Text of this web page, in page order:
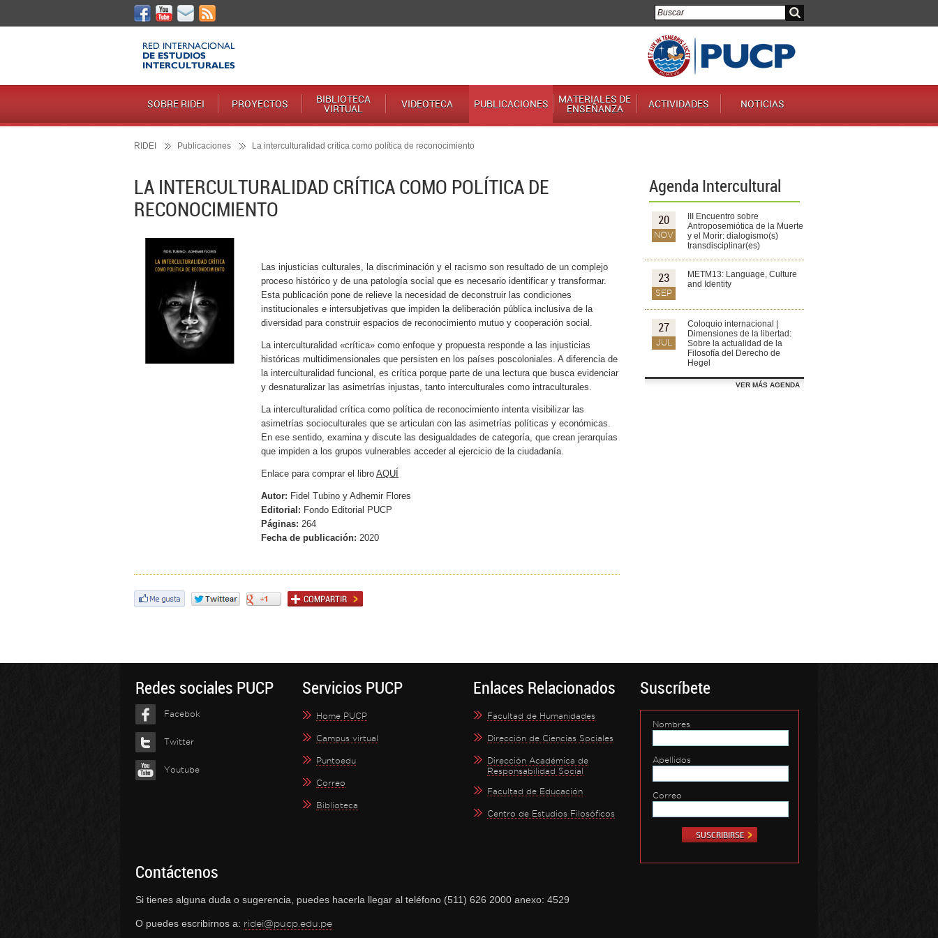
SOBRE RIDEI PROYECTOS BIBLIOTECA
VIRTUAL VIDEOTECA PUBLICACIONES MATERIALES DE
ENSEÑANZA ACTIVIDADES NOTICIAS
RIDEI Publicaciones La interculturalidad crítica como política de reconocimiento
LA INTERCULTURALIDAD CRÍTICA COMO POLÍTICA DE
RECONOCIMIENTO
Las injusticias culturales, la discriminación y el racismo son resultado de un complejo
proceso histórico y de una patología social que es necesario identificar y transformar.
Esta publicación pone de relieve la necesidad de deconstruir las condiciones
institucionales e intersubjetivas que impiden la deliberación pública inclusiva de la
diversidad para construir espacios de reconocimiento mutuo y cooperación social.
La interculturalidad «crítica» como enfoque y propuesta responde a las injusticias
históricas multidimensionales que persisten en los países poscoloniales. A diferencia de
la interculturalidad funcional, es crítica porque parte de una lectura que busca evidenciar
y desnaturalizar las asimetrías injustas, tanto interculturales como intraculturales.
La interculturalidad crítica como política de reconocimiento intenta visibilizar las
asimetrías socioculturales que se articulan con las asimetrías políticas y económicas.
En ese sentido, examina y discute las desigualdades de categoría, que crean jerarquías
que impiden a los grupos vulnerables acceder al ejercicio de la ciudadanía.
Enlace para comprar el libro AQUÍ
Autor: Fidel Tubino y Adhemir Flores
Editorial: Fondo Editorial PUCP
Páginas: 264
Fecha de publicación: 2020
Agenda Intercultural
20
NOV
III Encuentro sobre
Antroposemiótica de la Muerte
y el Morir: dialogismo(s)
transdisciplinar(es)
23
SEP
METM13: Language, Culture
and Identity
27
JUL
Coloquio internacional |
Dimensiones de la libertad:
Sobre la actualidad de la
Filosofía del Derecho de
Hegel
VER MÁS AGENDA
Redes sociales PUCP
Facebok
Twitter
Youtube
Servicios PUCP
Home PUCP
Campus virtual
Puntoedu
Correo
Biblioteca
Enlaces Relacionados
Facultad de Humanidades
Dirección de Ciencias Sociales
Dirección Académica de
Responsabilidad Social
Facultad de Educación
Centro de Estudios Filosóficos
Suscríbete
Nombres
Apellidos
Correo
Contáctenos
Si tienes alguna duda o sugerencia, puedes hacerla llegar al teléfono (511) 626 2000 anexo: 4529
O puedes escribirnos a: ridei@pucp.edu.pe